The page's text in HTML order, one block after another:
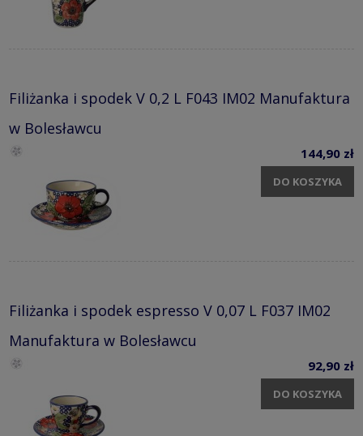
Filiżanka i spodek V 0,2 L F043 IM02 Manufaktura
w Bolesławcu
144,90 zł
DO KOSZYKA
Filiżanka i spodek espresso V 0,07 L F037 IM02
Manufaktura w Bolesławcu
92,90 zł
DO KOSZYKA